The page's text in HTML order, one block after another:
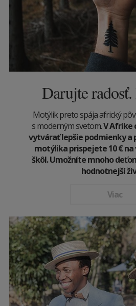
Darujte
Motýlik preto spája africký
s moderným svetom.V Afrike
vytvárať lepšie podmienky
motýlika prispejete 10€na
škôl. Umožníte mnoho
hodnotnejší
Viac